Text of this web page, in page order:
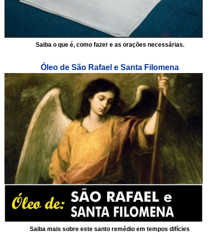
Saiba o que é, como fazer e as orações necessárias.
Óleo de São Rafael e Santa Filomena
Saiba mais sobre este santo remédio em tempos difícies